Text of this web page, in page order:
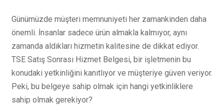
Günümüzde müşteri memnuniyeti her zamankinden daha
önemli. İnsanlar sadece ürün almakla kalmıyor, aynı
zamanda aldıkları hizmetin kalitesine de dikkat ediyor.
TSE Satış Sonrası Hizmet Belgesi, bir işletmenin bu
konudaki yetkinliğini kanıtlıyor ve müşteriye güven veriyor.
Peki, bu belgeye sahip olmak için hangi yetkinliklere
sahip olmak gerekiyor?